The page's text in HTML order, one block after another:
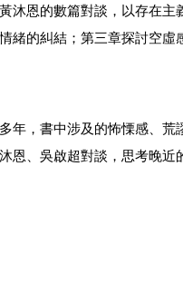
沐恩的數篇對談，以存在
緒的糾結；第三章探討空
年，書中涉及的怖慄感、
恩、吳啟超對談，思考晚